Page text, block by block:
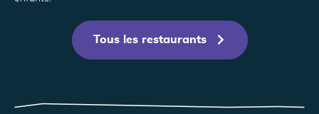
Tous les restaurants